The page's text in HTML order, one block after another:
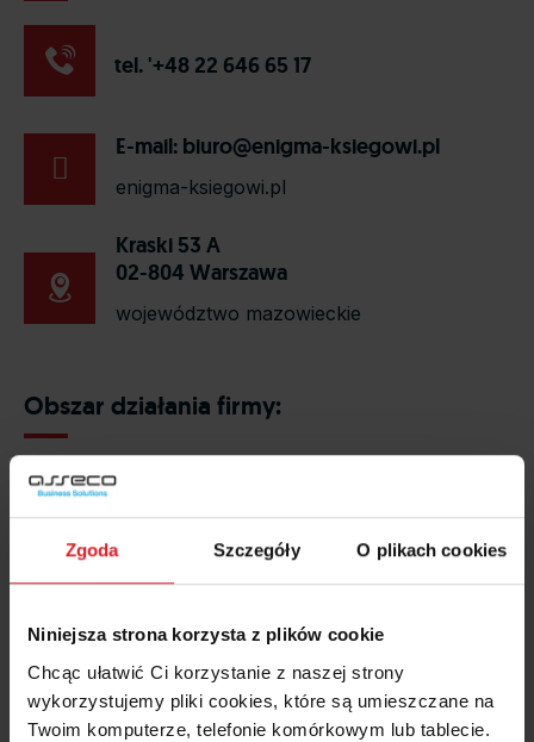
Zgoda Szczegóły O plikach cookies
Niniejsza strona korzysta z plików cookie
Chcąc ułatwić Ci korzystanie z naszej strony
wykorzystujemy pliki cookies, które są umieszczane na
Twoim komputerze, telefonie komórkowym lub tablecie.
tel. '+48 22 646 65 17
E-mail: biuro@enigma-ksiegowi.pl
enigma-ksiegowi.pl
Kraski 53 A
02-804 Warszawa
województwo mazowieckie
Obszar działania firmy: